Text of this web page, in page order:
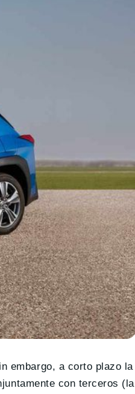
embargo, a corto plazo la
con terceros (la